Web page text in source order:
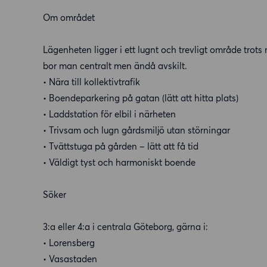
Om området
Lägenheten ligger i ett lugnt och trevligt område
bor man centralt men ändå avskilt.
• Nära till kollektivtrafik
• Boendeparkering på gatan (lätt att hitta plats)
• Laddstation för elbil i närheten
• Trivsam och lugn gårdsmiljö utan störningar
• Tvättstuga på gården – lätt att få tid
• Väldigt tyst och harmoniskt boende
Söker
3:a eller 4:a i centrala Göteborg, gärna i:
• Lorensberg
• Vasastaden